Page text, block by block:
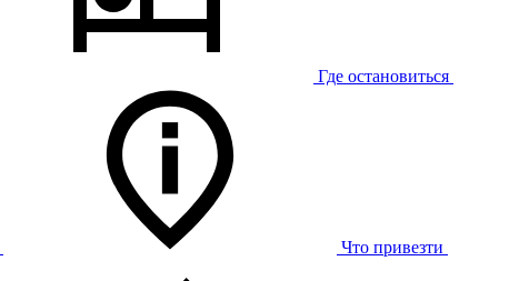
Где остановиться
Что привезти